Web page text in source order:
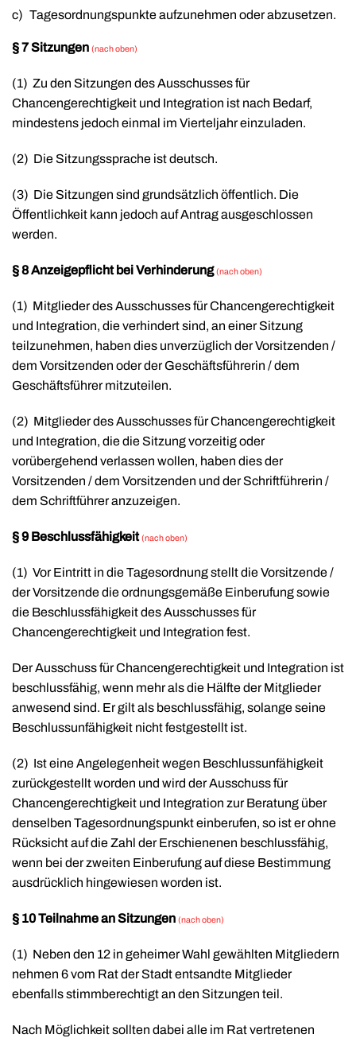
c) Tagesordnungspunkte aufzunehmen oder abzusetzen.
§ 7 Sitzungen (nach oben)
(1) Zu den Sitzungen des Ausschusses für
Chancengerechtigkeit und Integration ist nach Bedarf,
mindestens jedoch einmal im Vierteljahr einzuladen.
(2) Die Sitzungssprache ist deutsch.
(3) Die Sitzungen sind grundsätzlich öffentlich. Die
Öffentlichkeit kann jedoch auf Antrag ausgeschlossen
werden.
§ 8 Anzeigepflicht bei Verhinderung(nach oben)
(1) Mitglieder des Ausschusses für Chancengerechtigkeit
und Integration, die verhindert sind, an einer Sitzung
teilzunehmen, haben dies unverzüglich der Vorsitzenden /
dem Vorsitzenden oder der Geschäftsführerin / dem
Geschäftsführer mitzuteilen.
(2) Mitglieder des Ausschusses für Chancengerechtigkeit
und Integration, die die Sitzung vorzeitig oder
vorübergehend verlassen wollen, haben dies der
Vorsitzenden / dem Vorsitzenden und der Schriftführerin /
dem Schriftführer anzuzeigen.
§ 9 Beschlussfähigkeit(nach oben)
(1) Vor Eintritt in die Tagesordnung stellt die Vorsitzende /
der Vorsitzende die ordnungsgemäße Einberufung sowie
die Beschlussfähigkeit des Ausschusses für
Chancengerechtigkeit und Integration fest.
Der Ausschuss für Chancengerechtigkeit und Integration ist
beschlussfähig, wenn mehr als die Hälfte der Mitglieder
anwesend sind. Er gilt als beschlussfähig, solange seine
Beschlussunfähigkeit nicht festgestellt ist.
(2) Ist eine Angelegenheit wegen Beschlussunfähigkeit
zurückgestellt worden und wird der Ausschuss für
Chancengerechtigkeit und Integration zur Beratung über
denselben Tagesordnungspunkt einberufen, so ist er ohne
Rücksicht auf die Zahl der Erschienenen beschlussfähig,
wenn bei der zweiten Einberufung auf diese Bestimmung
ausdrücklich hingewiesen worden ist.
§ 10 Teilnahme an Sitzungen (nach oben)
(1) Neben den 12 in geheimer Wahl gewählten Mitgliedern
nehmen 6 vom Rat der Stadt entsandte Mitglieder
ebenfalls stimmberechtigt an den Sitzungen teil.
Nach Möglichkeit sollten dabei alle im Rat vertretenen